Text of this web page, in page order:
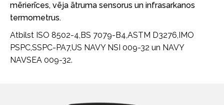
mērierīces, vēja ātruma sensorus un infrasarkanos
termometrus.
Atbilst ISO 8502-4,BS 7079-B4,ASTM D3276,IMO
PSPC,SSPC-PA7,US NAVY NSI 009-32 un NAVY
NAVSEA 009-32.